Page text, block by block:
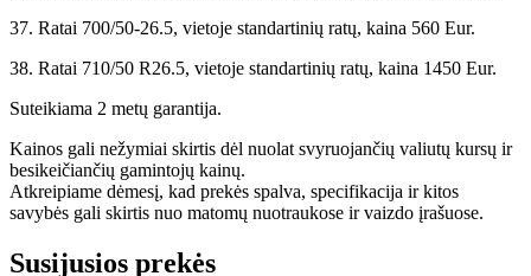
37. Ratai 700/50-26.5, vietoje standartinių ratų, kaina 560 Eur.
38. Ratai 710/50 R26.5, vietoje standartinių ratų, kaina 1450 Eur.
Suteikiama 2 metų garantija.
Kainos gali nežymiai skirtis dėl nuolat svyruojančių valiutų kursų ir
besikeičiančių gamintojų kainų.
Atkreipiame dėmesį, kad prekės spalva, specifikacija ir kitos
savybės gali skirtis nuo matomų nuotraukose ir vaizdo įrašuose.
Susijusios prekės